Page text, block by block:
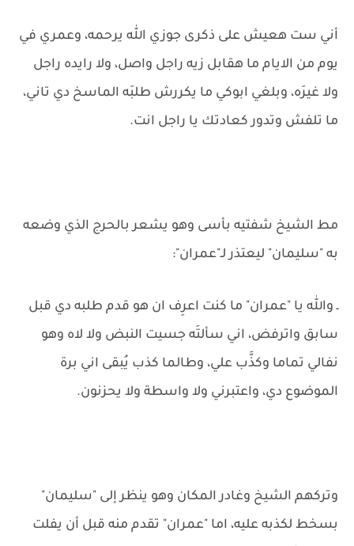
أني ست هعيش على ذكرى جوزي الله يرحمه، وعمري في
يوم من الايام ما هقابل زيه راجل واصل، ولا رايده راجل
ولا غيرَه، وبلغي ابوكي ما يكررش طلبَه الماسخ دي تاني،
ما تلفش وتدور كعادتك يا راجل انت.
مط الشيخ شفتيه بأسى وهو يشعر بالحرج الذي وضعه
به "سليمان" ليعتذر لـ"عمران":
ـ والله يا "عمران" ما كنت اعرِف ان هو قدم طلبه دي قبل
سابق واترفض، اني سألتَه جسيت النبض ولا لاه وهو
نفالي تماما وكذَّب علي، وطالما كذب يُبقى اني برة
الموضوع دي، واعتبرني ولا واسطة ولا يحزنون.
وتركهم الشيخ وغادر المكان وهو ينظر إلى "سليمان"
بسخط لكذبه عليه، اما "عمران" تقدم منه قبل أن يفلت